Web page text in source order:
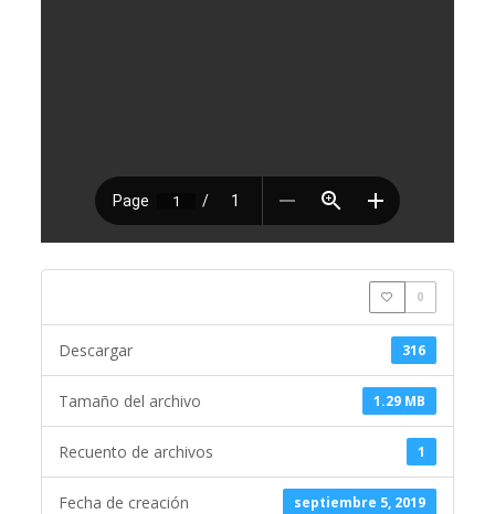
0
316
Descargar
1.29 MB
Tamaño del archivo
1
Recuento de archivos
septiembre 5, 2019
Fecha de creación